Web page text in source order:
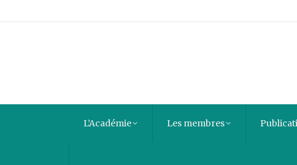
L’Académie Les membres